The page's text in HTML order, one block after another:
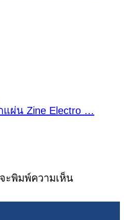
ผ่น Zine Electro …
ะพิมพ์ความเห็น